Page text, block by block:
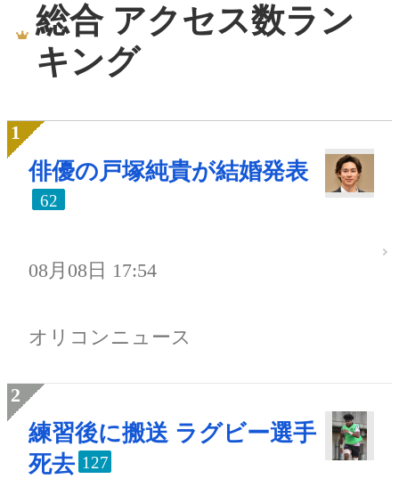
総合 アクセス数ラン
キング
俳優の戸塚純貴が結婚発表
62
08月08日 17:54
オリコンニュース
練習後に搬送 ラグビー選手
死去 127